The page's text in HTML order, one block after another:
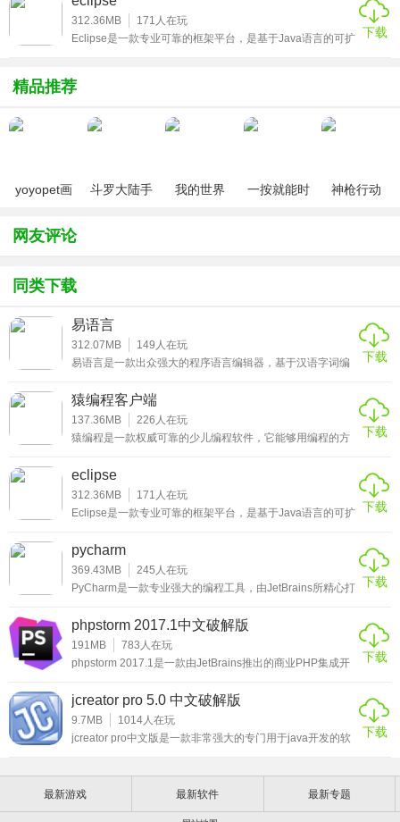
1、易语言汉语编程环境是一个支持基于汉语字、词编程的、
全可视化的、跨主流操作系统平台的编程工具环境。
5、易语言有自主开发的高质量编译器，中文源代码被直接编
7、内置专用输入法，支持中文语句快速录入，完全解决了中
8、易语言除了支持界面设计的可视化，还支持程序流程的即
时可视化。
9、除了语句的中文化之外，易语言中还专门提供了适合中国
国情的命令，如中文格式日期和时间处理、汉字发音处理、
全半角字符处理、人民币金额的处理等。
10、易语言综合采用了结构化、面向对象、组件、构架、集
成化等多种先进技术，并在运行效率、性能价格比、全可视
Linux上的运行平台等具有特色。
11、现有各种支持库多达40多个，用户可以使用她来满足几
网络、端口通讯和互联网功能支持，网上与论坛上的学习资
源众多。
使用方法
1、打开安装好的易语言软件，点击上方菜单栏中的“程序”按
2、在项目新建窗口中，先从左侧选择需要创建的项目类目，
之后在右侧选择对应的项目类型，并点击“确定”。（此处我们
将来学习其他的内容，也更能够开拓思维，思维开拓了，学
什么都很快，有需要的用户赶快来下载猿编程客户端吧！
312.36MB 171 人在玩
Eclipse是一款专业可靠的框架平台，是基于Java语言的可扩
为高度集成的工具开发提供一个具有商业品质的工业平台，
功能超强大，有需要的用户赶快来下载eclipse吧！
下载
精品推荐
yoyopet画
（120帧超
高清）
斗罗大陆手
我的世界
一按就能时
神枪行动
网友评论
同类下载
易语言
312.07MB 149 人在玩
易语言是一款出众强大的程序语言编辑器，基于汉语字词编
够帮助开发者独立开发出各种中小型软件，软件支持与常用
的编程语言互相调用，持微软官方动态链接库和第三方组
件，扩展性非常强，有需要的用户赶快来下载易语言破解版
吧！
下载
猿编程客户端
137.36MB 226 人在玩
猿编程是一款权威可靠的少儿编程软件，它能够用编程的方
避开枯燥的程序语言，让孩子提升对编程的学习兴趣，对于
将来学习其他的内容，也更能够开拓思维，思维开拓了，学
什么都很快，有需要的用户赶快来下载猿编程客户端吧！
下载
eclipse
312.36MB 171 人在玩
Eclipse是一款专业可靠的框架平台，是基于Java语言的可扩
算机语言的编辑开发，如C++、PHH、PYTHON等，专注于
为高度集成的工具开发提供一个具有商业品质的工业平台，
功能超强大，有需要的用户赶快来下载eclipse吧！
下载
pycharm
369.43MB 245 人在玩
PyCharm是一款专业强大的编程工具，由JetBrains所精心打
调试、单元测试、版本控制等功能，并且这些功能可以在先
进代码分析程序的支持下，帮助开发人员更好的使用
PyCharm软件，有需要的用户赶快来下载pycharm中文版
吧！
下载
phpstorm 2017.1中文破解版
191MB 783 人在玩
phpstorm 2017.1是一款由JetBrains推出的商业PHP集成开
于网站的开发设计工作，和用户们熟悉的Zend Studio一样，
这款PHP开发工具也是由java开发，所以用户不但能够在
windows上使用这款软件进行PHP的开发，也能够在Linux
和Mac上使用。phpstorm 2017.1目前已经支持最新的P
下载
jcreator pro 5.0 中文破解版
9.7MB 1014人在玩
jcreator pro中文版是一款非常强大的专门用于java开发的软
户免费使用需要的用户不要错过哦。很多开发java的用户都
会使用多重的java开发环境，这款jcreator pro中文版是非常
下载
最新游戏 最新软件 最新专题